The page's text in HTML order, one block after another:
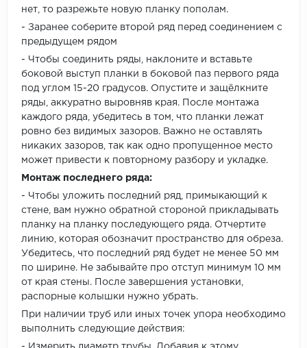
нет, то разрежьте новую планку пополам.
- Заранее соберите второй ряд перед соединением с
предыдущем рядом
- Чтобы соединить ряды, наклоните и вставьте
боковой выступ планки в боковой паз первого ряда
под углом 15-20 градусов. Опустите и защёлкните
ряды, аккуратно выровняв края. После монтажа
каждого ряда, убедитесь в том, что планки лежат
ровно без видимых зазоров. Важно не оставлять
никаких зазоров, так как одно пропущенное место
может привести к повторному разбору и укладке.
Монтаж последнего ряда:
- Чтобы уложить последний ряд, примыкающий к
стене, вам нужно обратной стороной прикладывать
планку на планку последующего ряда. Отчертите
линию, которая обозначит пространство для обреза.
Убедитесь, что последний ряд будет не менее 50 мм
по ширине. Не забывайте про отступ минимум 10 мм
от края стены. После завершения установки,
распорные колышки нужно убрать.
При наличии труб или иных точек упора необходимо
выполнить следующие действия:
- Измерить диаметр трубы. Добавив к этому